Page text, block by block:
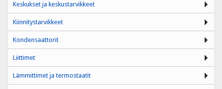
Keskukset ja keskustarvikkeet
Kiinnitystarvikkeet
Kondensaattorit
Liittimet
Lämmittimet ja termostaatit